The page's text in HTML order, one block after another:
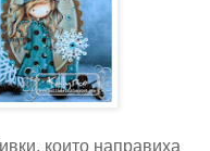
които направиха